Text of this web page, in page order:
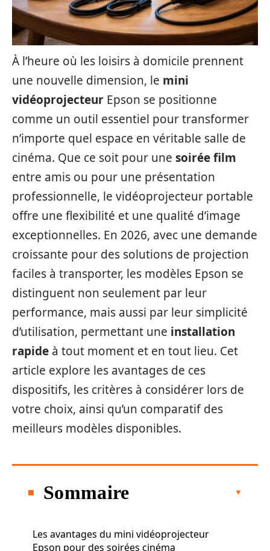
À l’heure où les loisirs à domicile prennent
une nouvelle dimension, le mini
vidéoprojecteur Epson se positionne
comme un outil essentiel pour transformer
n’importe quel espace en véritable salle de
cinéma. Que ce soit pour une soirée film
entre amis ou pour une présentation
professionnelle, le vidéoprojecteur portable
offre une flexibilité et une qualité d’image
exceptionnelles. En 2026, avec une demande
croissante pour des solutions de projection
faciles à transporter, les modèles Epson se
distinguent non seulement par leur
performance, mais aussi par leur simplicité
d’utilisation, permettant une installation
rapide à tout moment et en tout lieu. Cet
article explore les avantages de ces
dispositifs, les critères à considérer lors de
votre choix, ainsi qu’un comparatif des
meilleurs modèles disponibles.
Sommaire
Les avantages du mini vidéoprojecteur
Epson pour des soirées cinéma